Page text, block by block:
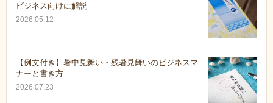
ビジネス向けに解説
2026.05.12
【例文付き】暑中見舞い・残暑見舞いのビジネスマ
ナーと書き方
2026.07.23